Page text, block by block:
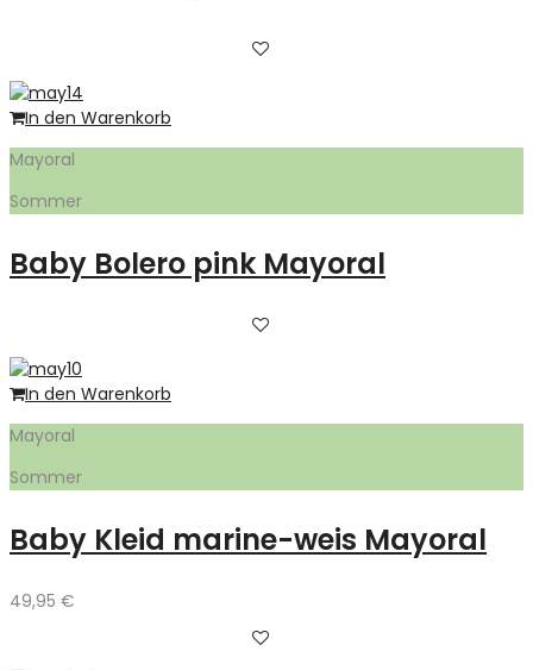
In den Warenkorb
Mayoral
Sommer
Baby Bolero pink Mayoral
In den Warenkorb
Mayoral
Sommer
Baby Kleid marine-weis Mayoral
49,95 €